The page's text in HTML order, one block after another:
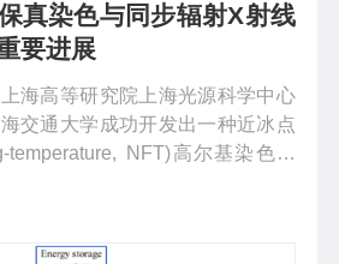
真染色与同步辐射X射线
要进展
海高等研究院上海光源科学中心
交通大学成功开发出一种近冰点
temperature, NFT)高尔基染色新
延迟冷冻人脑样本中神经元的高
获得了人小...